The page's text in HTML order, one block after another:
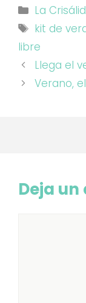
La
Etiquetas
kit de
libre
Llega el
Verano,
Deja